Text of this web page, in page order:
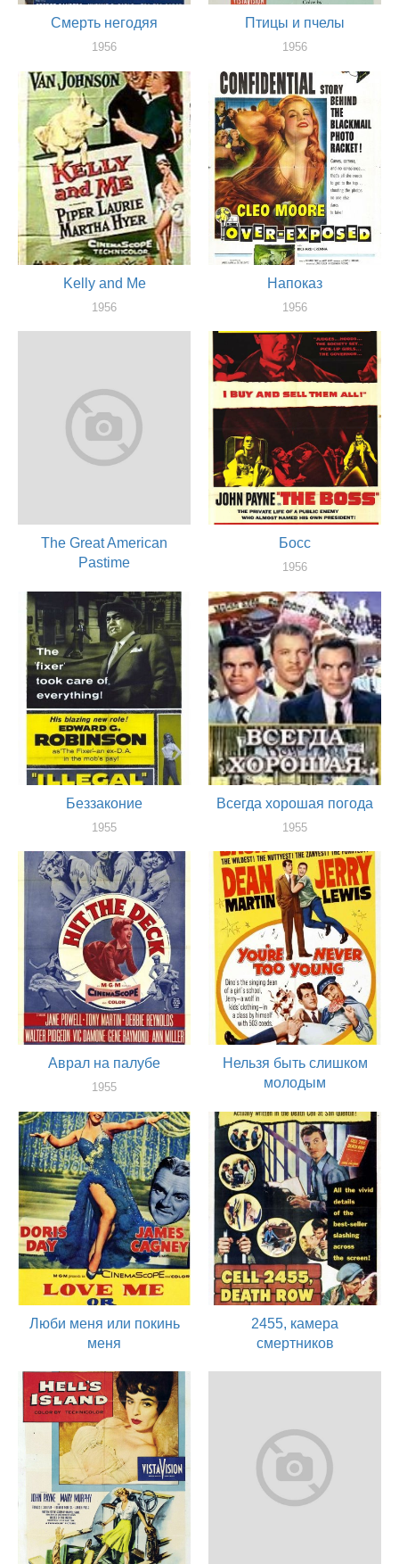
Смерть негодяя
1956
Птицы и пчелы
1956
Kelly and Me
1956
Напоказ
1956
The Great American
Pastime
актер
Босс
1956
Беззаконие
1955
Всегда хорошая погода
1955
Аврал на палубе
1955
Нельзя быть слишком
молодым
актер
Люби меня или покинь
меня
актер
2455, камера
смертников